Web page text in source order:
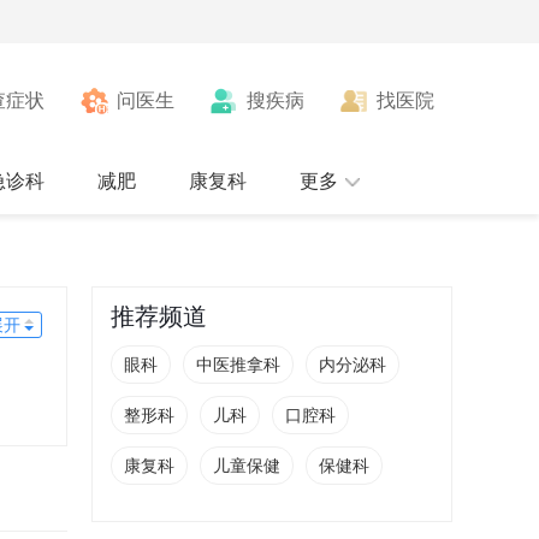
找医院
搜疾病
问医生
症状
诊科 减肥 康复科 更多
开 推荐频道
眼科 中医推拿科 内分泌科
整形科 儿科 口腔科
康复科 儿童保健 保健科